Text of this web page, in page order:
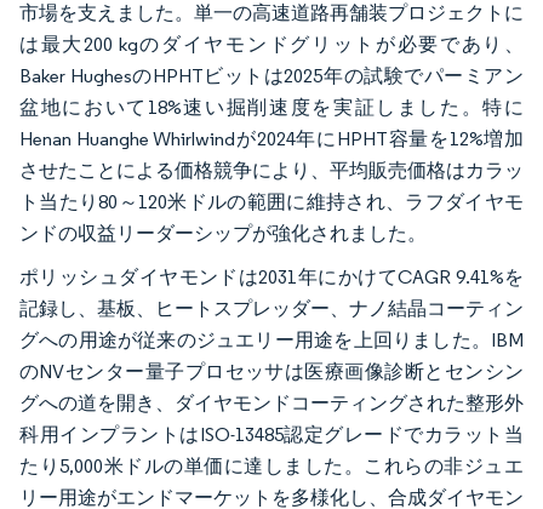
市場を支えました。単一の高速道路再舗装プロジェクトに
は最大200 kgのダイヤモンドグリットが必要であり、
Baker HughesのHPHTビットは2025年の試験でパーミアン
盆地において18%速い掘削速度を実証しました。特に
Henan Huanghe Whirlwindが2024年にHPHT容量を12%増加
させたことによる価格競争により、平均販売価格はカラッ
ト当たり80～120米ドルの範囲に維持され、ラフダイヤモ
ンドの収益リーダーシップが強化されました。
ポリッシュダイヤモンドは2031年にかけてCAGR 9.41%を
記録し、基板、ヒートスプレッダー、ナノ結晶コーティン
グへの用途が従来のジュエリー用途を上回りました。IBM
のNVセンター量子プロセッサは医療画像診断とセンシン
グへの道を開き、ダイヤモンドコーティングされた整形外
科用インプラントはISO-13485認定グレードでカラット当
たり5,000米ドルの単価に達しました。これらの非ジュエ
リー用途がエンドマーケットを多様化し、合成ダイヤモン